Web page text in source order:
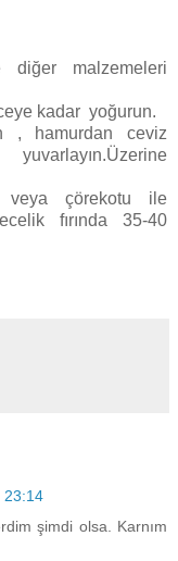
diğer malzemeleri
kadar yoğurun.
, hamurdan ceviz
çörekotu ile
fırında 35-40
23:14
şimdi olsa. Karnım